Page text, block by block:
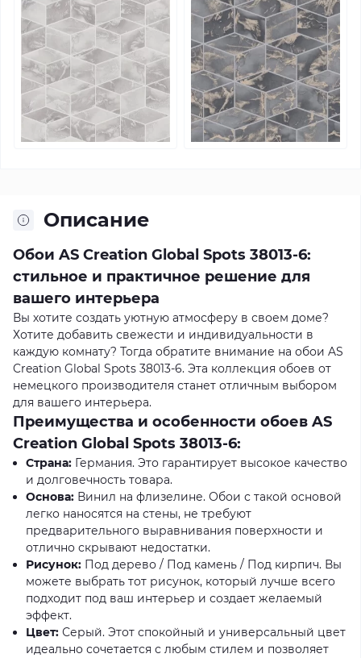
Описание
Обои AS Creation Global Spots 38013-6:
стильное и практичное решение для
вашего интерьера
Вы хотите создать уютную атмосферу в своем доме?
Хотите добавить свежести и индивидуальности в
каждую комнату? Тогда обратите внимание на обои AS
Creation Global Spots 38013-6. Эта коллекция обоев от
немецкого производителя станет отличным выбором
для вашего интерьера.
Преимущества и особенности обоев AS
Creation Global Spots 38013-6:
Страна: Германия. Это гарантирует высокое качество
и долговечность товара.
Основа: Винил на флизелине. Обои с такой основой
легко наносятся на стены, не требуют
предварительного выравнивания поверхности и
отлично скрывают недостатки.
Рисунок: Под дерево / Под камень / Под кирпич. Вы
можете выбрать тот рисунок, который лучше всего
подходит под ваш интерьер и создает желаемый
эффект.
Цвет: Серый. Этот спокойный и универсальный цвет
идеально сочетается с любым стилем и позволяет